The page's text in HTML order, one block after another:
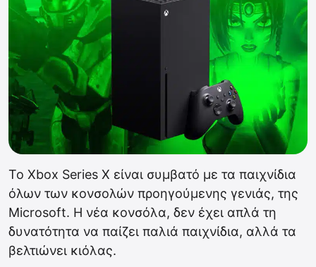
Το Xbox Series X είναι συμβατό με τα παιχνίδια
όλων των κονσολών προηγούμενης γενιάς, της
Microsoft. Η νέα κονσόλα, δεν έχει απλά τη
δυνατότητα να παίζει παλιά παιχνίδια, αλλά τα
βελτιώνει κιόλας.